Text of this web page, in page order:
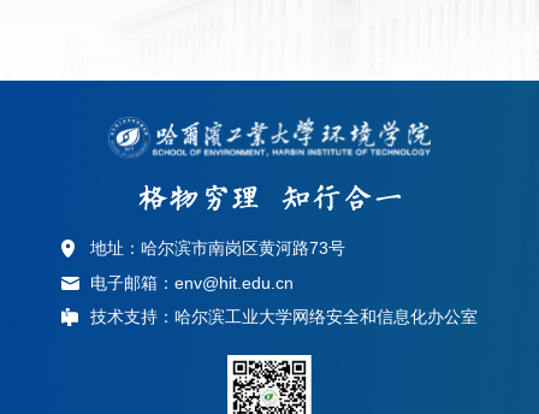
地址：哈尔滨市南岗区黄河路73号
电子邮箱：env@hit.edu.cn
技术支持：哈尔滨工业大学网络安全和信息化办公室